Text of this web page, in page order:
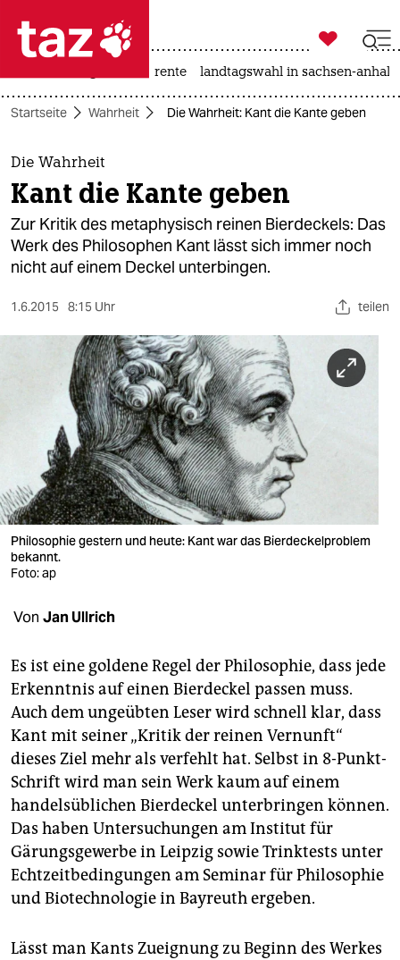
 taz zahl ich
taz zahl ich
themen
politik
öko
wahrheit
verlag
verlag
shop
fragen & hilfe
unterstützen
abo
genossenschaft
epaper login

taz zahl ich
rente landtagswahl in sachsen-anhalt
Startseite Wahrheit Die Wahrheit: Kant die Kante geben
Die Wahrheit
Kant die Kante geben
Zur Kritik des metaphysisch reinen Bierdeckels: Das
Werk des Philosophen Kant lässt sich immer noch
nicht auf einem Deckel unterbingen.
1.6.2015 8:15 Uhr teilen
Philosophie gestern und heute: Kant war das Bierdeckelproblem
bekannt.
Foto: ap
Von Jan Ullrich
Es ist eine goldene Regel der Philosophie, dass jede
Erkenntnis auf einen Bierdeckel passen muss.
Auch dem ungeübten Leser wird schnell klar, dass
Kant mit seiner „Kritik der reinen Vernunft“
dieses Ziel mehr als verfehlt hat. Selbst in 8-Punkt-
Schrift wird man sein Werk kaum auf einem
handelsüblichen Bierdeckel unterbringen können.
Das haben Untersuchungen am Institut für
Gärungsgewerbe in Leipzig sowie Trinktests unter
Echtzeitbedingungen am Seminar für Philosophie
und Biotechnologie in Bayreuth ergeben.
Lässt man Kants Zueignung zu Beginn des Werkes